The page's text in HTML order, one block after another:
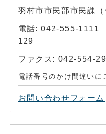
羽村市市民部市民課（
電話: 042-555-1111
129
ファクス: 042-554-
電話番号のかけ間違いに
お問い合わせフォーム